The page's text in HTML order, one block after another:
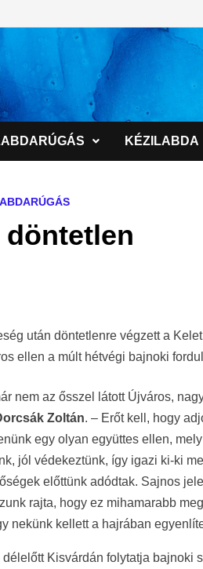
KÉZILABDA
után döntetlenre végzett a
ellen a múlt hétvégi bajnoki
nem az ősszel látott Újváros,
Zoltán. – Erőt kell, hogy
egy olyan együttes ellen,
jól védekeztünk, így igazi ki-ki
előttünk adódtak. Sajnos
rajta, hogy ez mihamarabb
nekünk kellett a hajrában
Kisvárdán folytatja bajnoki